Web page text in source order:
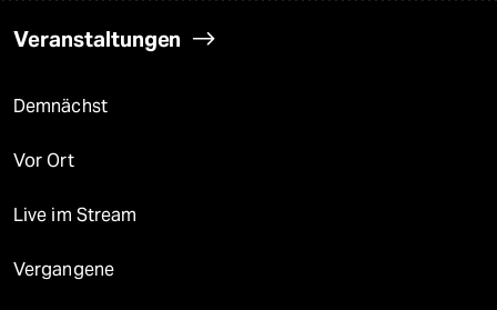
Veranstaltungen
Demnächst
Vor Ort
Live im Stream
Vergangene